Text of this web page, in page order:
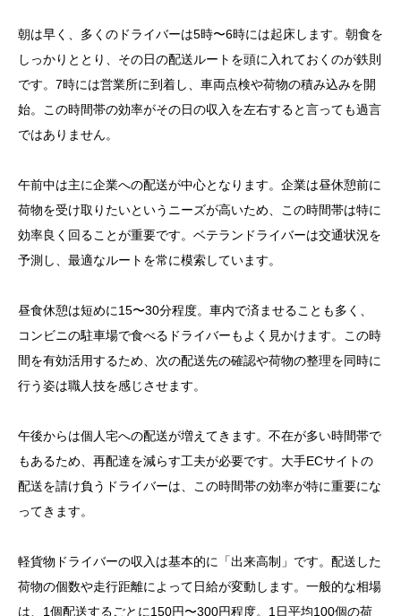
朝は早く、多くのドライバーは5時〜6時には起床します。朝食を
しっかりととり、その日の配送ルートを頭に入れておくのが鉄則
です。7時には営業所に到着し、車両点検や荷物の積み込みを開
始。この時間帯の効率がその日の収入を左右すると言っても過言
ではありません。
午前中は主に企業への配送が中心となります。企業は昼休憩前に
荷物を受け取りたいというニーズが高いため、この時間帯は特に
効率良く回ることが重要です。ベテランドライバーは交通状況を
予測し、最適なルートを常に模索しています。
昼食休憩は短めに15〜30分程度。車内で済ませることも多く、
コンビニの駐車場で食べるドライバーもよく見かけます。この時
間を有効活用するため、次の配送先の確認や荷物の整理を同時に
行う姿は職人技を感じさせます。
午後からは個人宅への配送が増えてきます。不在が多い時間帯で
もあるため、再配達を減らす工夫が必要です。大手ECサイトの
配送を請け負うドライバーは、この時間帯の効率が特に重要にな
ってきます。
軽貨物ドライバーの収入は基本的に「出来高制」です。配送した
荷物の個数や走行距離によって日給が変動します。一般的な相場
は、1個配送するごとに150円〜300円程度。1日平均100個の荷
2. 驚愕の収入アップ！サラリーマンから軽貨物ドライ